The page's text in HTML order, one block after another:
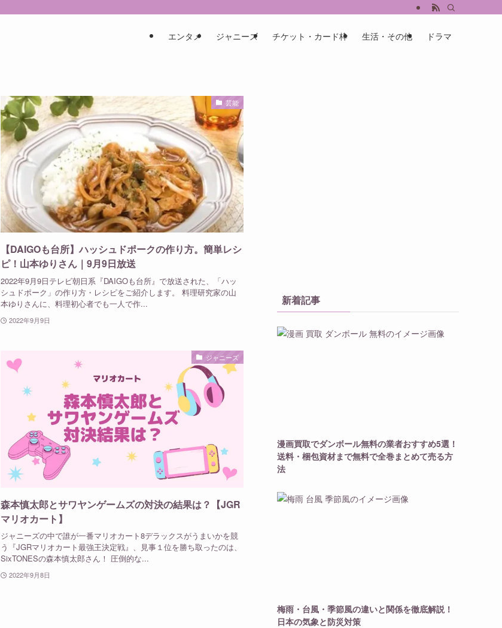
エンタメ ジャニーズ チケット・カード枠 生活・その他 ドラマ
芸能
【DAIGOも台所】ハッシュドポークの作り方。簡単レシ
ピ！山本ゆりさん｜9月9日放送
2022年9月9日テレビ朝日系『DAIGOも台所』で放送された、「ハッ
シュドポーク」の作り方・レシピをご紹介します。 料理研究家の山
本ゆりさんに、料理初心者でも一人で作...
2022年9月9日
ジャニーズ
森本慎太郎とサワヤンゲームズの対決の結果は？【JGR
マリオカート】
ジャニーズの中で誰が一番マリオカート8デラックスがうまいかを競
う『JGRマリオカート最強王決定戦』、見事１位を勝ち取ったのは、
SixTONESの森本慎太郎さん！ 圧倒的な...
2022年9月8日
新着記事
漫画買取でダンボール無料の業者おすすめ5選！
送料・梱包資材まで無料で全巻まとめて売る方
法
梅雨・台風・季節風の違いと関係を徹底解説！
日本の気象と防災対策